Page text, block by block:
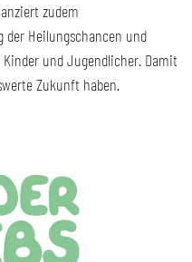
zudem
der Heilungschancen und
und Jugendlicher. Damit
Zukunft haben.